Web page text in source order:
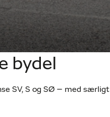
bydel
SV, S og SØ – med særligt